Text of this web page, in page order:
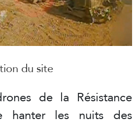
du site
de la Résistance
hanter les nuits des